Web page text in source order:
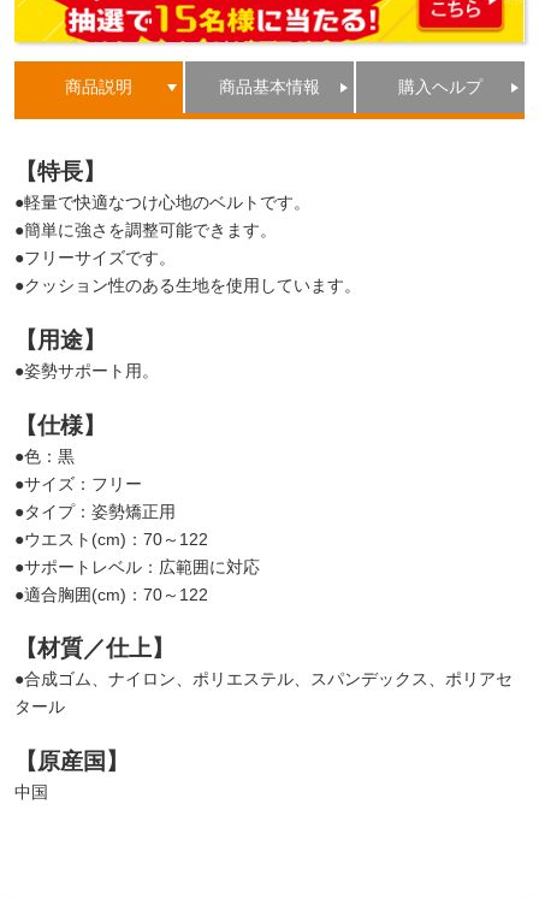
商品説明 商品基本情報 購入ヘルプ
【特長】
●軽量で快適なつけ心地のベルトです。
●簡単に強さを調整可能できます。
●フリーサイズです。
●クッション性のある生地を使用しています。
【用途】
●姿勢サポート用。
【仕様】
●色：黒
●サイズ：フリー
●タイプ：姿勢矯正用
●ウエスト(cm)：70～122
●サポートレベル：広範囲に対応
●適合胸囲(cm)：70～122
【材質／仕上】
●合成ゴム、ナイロン、ポリエステル、スパンデックス、ポリアセ
タール
【原産国】
中国